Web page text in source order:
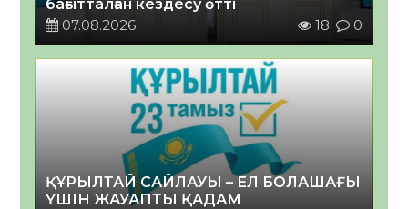
бағытталған кездесу өтті
07.08.2026
18 0
ҚҰРЫЛТАЙ САЙЛАУЫ – ЕЛ БОЛАШАҒЫ
ҮШІН ЖАУАПТЫ ҚАДАМ